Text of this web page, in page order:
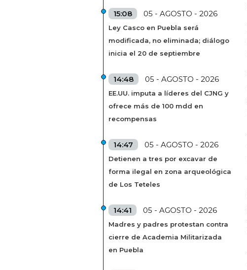
15:08 05 - AGOSTO - 2026
Ley Casco en Puebla será
modificada, no eliminada; diálogo
inicia el 20 de septiembre
14:48 05 - AGOSTO - 2026
EE.UU. imputa a líderes del CJNG y
ofrece más de 100 mdd en
recompensas
14:47 05 - AGOSTO - 2026
Detienen a tres por excavar de
forma ilegal en zona arqueológica
de Los Teteles
14:41 05 - AGOSTO - 2026
Madres y padres protestan contra
cierre de Academia Militarizada
en Puebla